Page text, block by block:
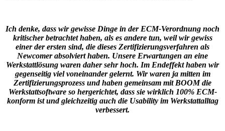
Ich denke, dass wir gewisse Dinge in der ECM-Verordnung noch
kritischer betrachtet haben, als es andere tun, weil wir gewiss
einer der ersten sind, die dieses Zertifizierungsverfahren als
Newcomer absolviert haben. Unsere Erwartungen an eine
Werkstattlösung waren daher sehr hoch. Im Endeffekt haben wir
gegenseitig viel voneinander gelernt. Wir waren ja mitten im
Zertifizierungsprozess und haben gemeinsam mit BOOM die
Werkstattsoftware so hergerichtet, dass sie wirklich 100% ECM-
konform ist und gleichzeitig auch die Usability im Werkstattalltag
verbessert.